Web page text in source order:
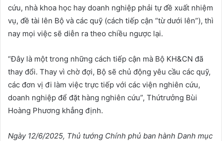
cứu, nhà khoa học hay doanh nghiệp phải tự đề xuất nhiệm
vụ, đề tài lên Bộ và các quỹ (cách tiếp cận “từ dưới lên”), thì
nay mọi việc sẽ diễn ra theo chiều ngược lại.
“Đây là một trong những cách tiếp cận mà Bộ KH&CN đã
thay đổi. Thay vì chờ đợi, Bộ sẽ chủ động yêu cầu các quỹ,
các đơn vị đi làm việc trực tiếp với các viện nghiên cứu,
doanh nghiệp để đặt hàng nghiên cứu”, Thứtrưởng Bùi
Hoàng Phương khẳng định.
Ngày 12/6/2025, Thủ tướng Chính phủ ban hành Danh mục